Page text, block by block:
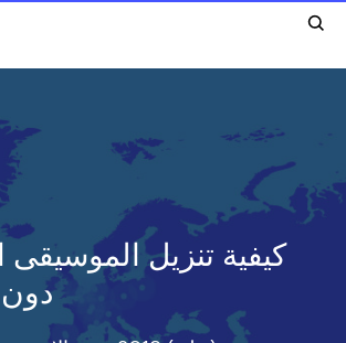
كيفية تنزيل الموسيقى